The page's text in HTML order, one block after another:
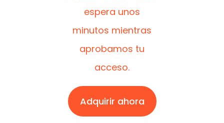
espera unos
minutos mientras
aprobamos tu
acceso.
Adquirir ahora